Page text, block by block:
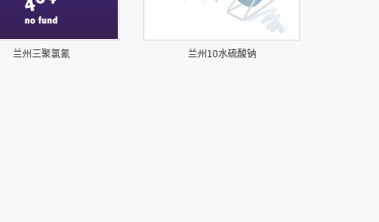
兰州三聚氯氰 兰州10水硫酸钠